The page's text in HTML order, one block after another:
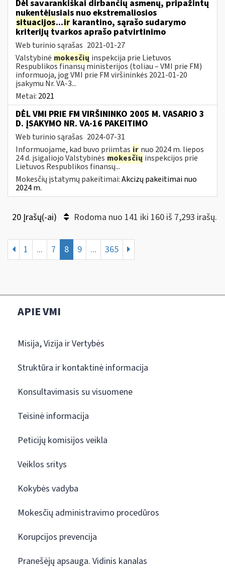
Dėl savarankiškai dirbančių asmenų, pripažintų
nukentėjusiais nuo ekstremaliosios
situacijos...ir karantino, sąrašo sudarymo
kriterijų tvarkos aprašo patvirtinimo
Web turinio sąrašas 2021-01-27
Valstybinė mokesčių inspekcija prie Lietuvos
Respublikos finansų ministerijos (toliau – VMI prie FM)
informuoja, jog VMI prie FM viršininkės 2021-01-20
įsakymu Nr. VA-3...
Metai: 2021
DĖL VMI PRIE FM VIRŠININKO 2005 M. VASARIO 3
D. ĮSAKYMO NR. VA-16 PAKEITIMO
Web turinio sąrašas 2024-07-31
Informuojame, kad buvo priimtas ir nuo 2024 m. liepos
24 d. įsigaliojo Valstybinės mokesčių inspekcijos prie
Lietuvos Respublikos finansų...
Mokesčių įstatymų pakeitimai:Akcizų pakeitimai nuo
2024 m.
20 Įrašų(-ai) Rodoma nuo 141 iki 160 iš 7,293 irašų.
1 ... 7 8 9 ... 365
APIE VMI
Misija, Vizija ir Vertybės
Struktūra ir kontaktinė informacija
Konsultavimasis su visuomene
Teisinė informacija
Peticijų komisijos veikla
Veiklos sritys
Kokybės vadyba
Mokesčių administravimo procedūros
Korupcijos prevencija
Pranešėjų apsauga. Vidinis kanalas